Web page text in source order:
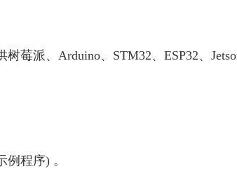
派、Arduino、STM32、ESP32、
例程序) 。